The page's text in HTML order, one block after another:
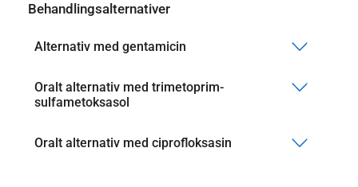
Behandlingsalternativer
Alternativ med gentamicin
Oralt alternativ med trimetoprim-
sulfametoksasol
Oralt alternativ med ciprofloksasin